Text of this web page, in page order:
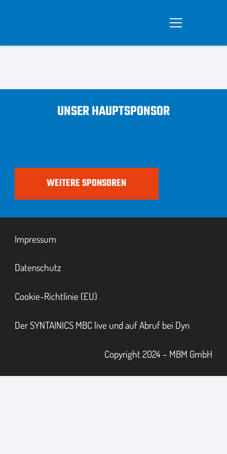
UNSER HAUPTSPONSOR
WEITERE SPONSOREN
Impressum
Datenschutz
Cookie-Richtlinie (EU)
Der SYNTAINICS MBC live und auf Abruf bei Dyn
Copyright 2024 – MBM GmbH